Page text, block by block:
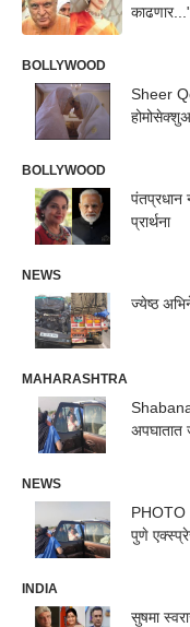
BOLLYWOOD
Sheer
BOLLYWOOD
पंतप्रधान
प्रार्थना
NEWS
ज्येष्ठ
MAHARASHTRA
NEWS
PHOTO
पुणे
INDIA
सुषमा